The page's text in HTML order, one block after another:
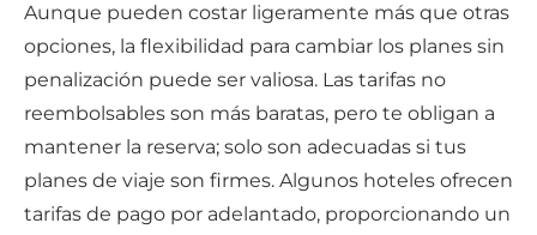
Aunque pueden costar ligeramente más que otras
opciones, la flexibilidad para cambiar los planes sin
penalización puede ser valiosa. Las tarifas no
reembolsables son más baratas, pero te obligan a
mantener la reserva; solo son adecuadas si tus
planes de viaje son firmes. Algunos hoteles ofrecen
tarifas de pago por adelantado, proporcionando un